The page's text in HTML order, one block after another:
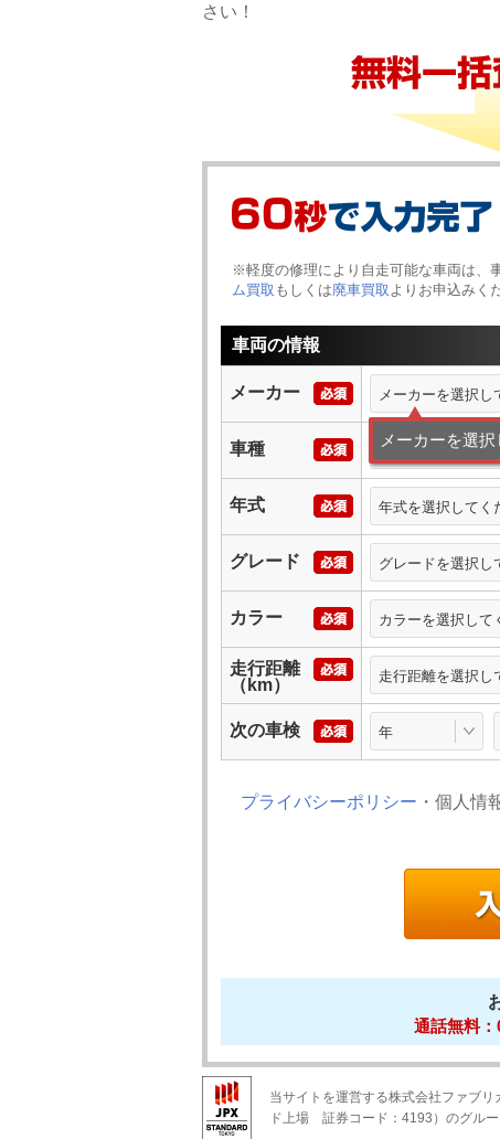
さい！
※軽度の修理により自走可能な車両は、
ム買取 もしくは廃車買取 よりお申込みく
車両の情報
メーカー メーカーを選択し
メーカーを選
車種 車種を選択してく
年式 年式を選択してく
グレード グレードを選択し
カラー カラーを選択して
走行距離
（km）
走行距離を選択し
次の車検 年
プライバシーポリシー ・個人情
通話無料：
当サイトを運営する株式会社ファブ
ド上場 証券コード：4193）のグルー